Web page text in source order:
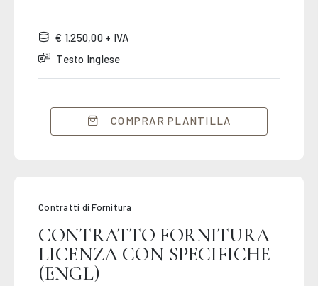
€ 1.250,00 + IVA
Testo Inglese
COMPRAR PLANTILLA
Contratti di Fornitura
CONTRATTO FORNITURA
LICENZA CON SPECIFICHE
(ENGL)